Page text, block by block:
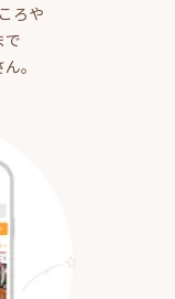
ろや
で
。